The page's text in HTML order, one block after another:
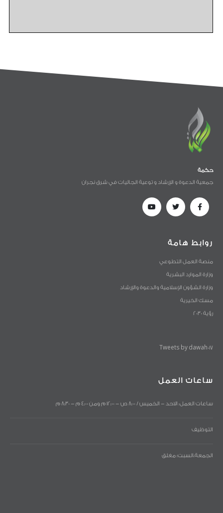
حكمة
جمعية الدعوة و الإرشاد و توعية الجاليات في شرق نجران
روابط هامة
منصة العمل التطوعي
وزارة الموارد البشرية
وزارة الشؤون الإسلامية والدعوة والإرشاد
مسك الخيرية
رؤية 2030
Tweets by dawah017
ساعات العمل
ساعات العمل: الاحد - الخميس / 8:00 ص - 12:00 م ومن 4:00 م - 8:30 م
التوظيف
الجمعة،السبت: مغلق